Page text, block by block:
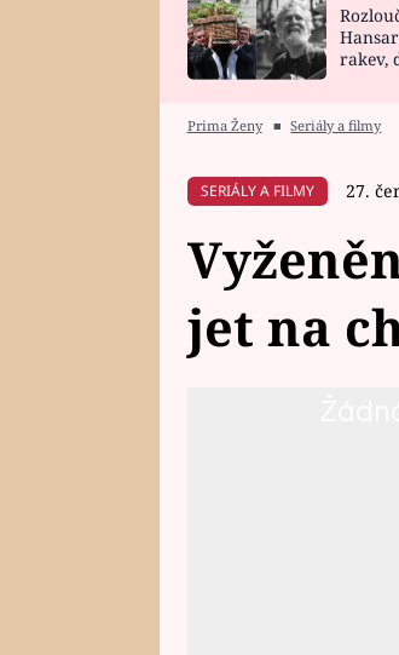
HOROSKOP NA
rakev,
Prima Ženy ■ Seriály a filmy
SERIÁLY A FILMY 27.
jet na